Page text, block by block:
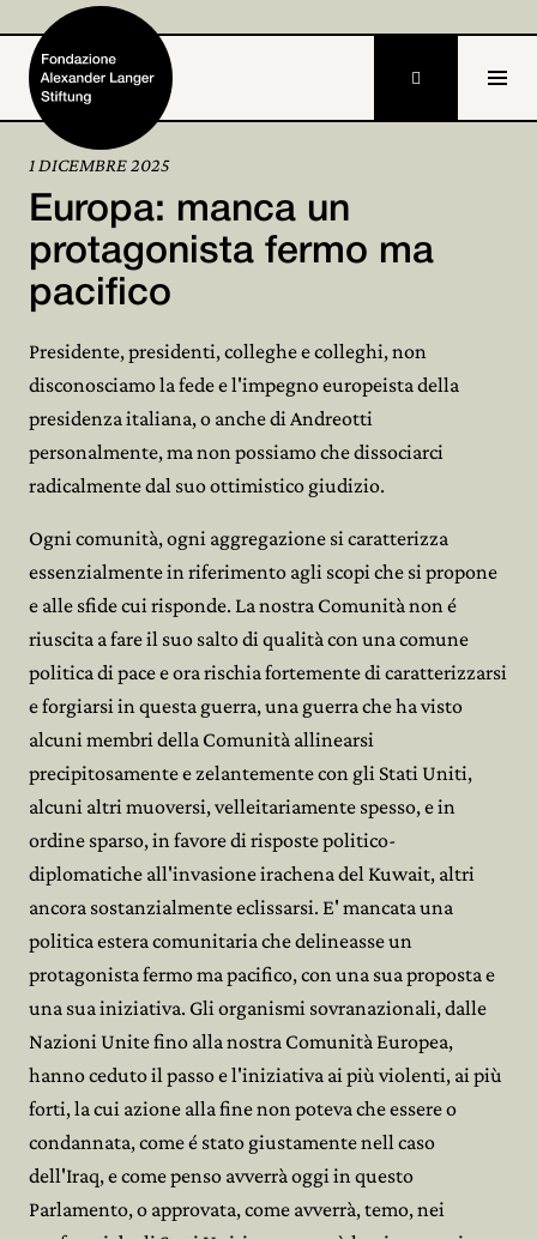
Home
Fondazione
Attività e progetti
Alexander Langer
Archivio
Partecipa

1 DICEMBRE 2025
Europa: manca un
protagonista fermo ma
pacifico
Presidente, presidenti, colleghe e colleghi, non
disconosciamo la fede e l'impegno europeista della
presidenza italiana, o anche di Andreotti
personalmente, ma non possiamo che dissociarci
radicalmente dal suo ottimistico giudizio.
Ogni comunità, ogni aggregazione si caratterizza
essenzialmente in riferimento agli scopi che si propone
e alle sfide cui risponde. La nostra Comunità non é
riuscita a fare il suo salto di qualità con una comune
politica di pace e ora rischia fortemente di caratterizzarsi
e forgiarsi in questa guerra, una guerra che ha visto
alcuni membri della Comunità allinearsi
precipitosamente e zelantemente con gli Stati Uniti,
alcuni altri muoversi, velleitariamente spesso, e in
ordine sparso, in favore di risposte politico-
diplomatiche all'invasione irachena del Kuwait, altri
ancora sostanzialmente eclissarsi. E' mancata una
politica estera comunitaria che delineasse un
protagonista fermo ma pacifico, con una sua proposta e
una sua iniziativa. Gli organismi sovranazionali, dalle
Nazioni Unite fino alla nostra Comunità Europea,
hanno ceduto il passo e l'iniziativa ai più violenti, ai più
forti, la cui azione alla fine non poteva che essere o
condannata, come é stato giustamente nell caso
dell'Iraq, e come penso avverrà oggi in questo
Parlamento, o approvata, come avverrà, temo, nei